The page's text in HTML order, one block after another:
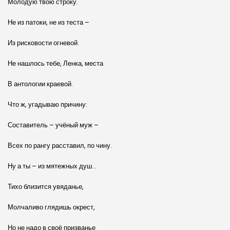
Не из патоки, не из теста –
Из рисковости огневой.
Не нашлось тебе, Ленка, места
В антологии краевой.
Что ж, угадываю причину:
Составитель – учёный муж –
Всех по рангу расставил, по чину.
Ну а ты – из мятежных душ…
Тихо близится увяданье,
Молчаливо глядишь окрест,
Но не надо в своё призванье